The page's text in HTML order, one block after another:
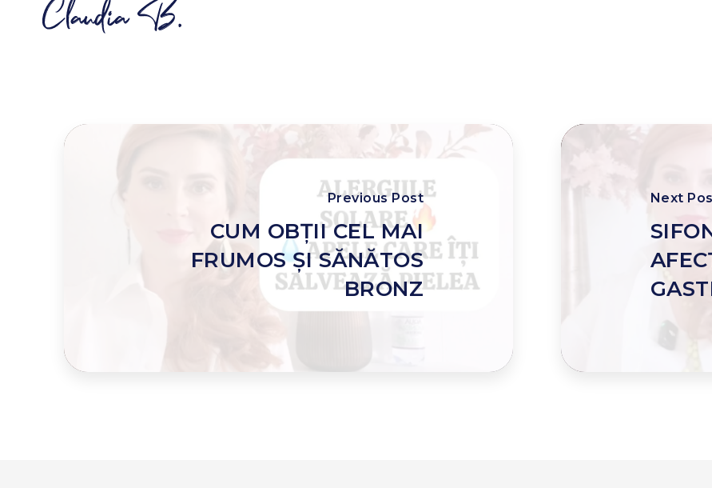
Previous Post
CUM OBȚII CEL MAI
FRUMOS ȘI SĂNĂTOS
BRONZ
Next